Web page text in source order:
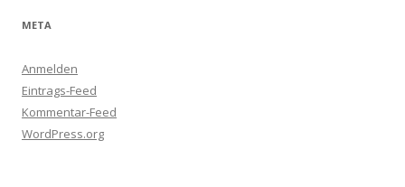
META
Anmelden
Eintrags-Feed
Kommentar-Feed
WordPress.org